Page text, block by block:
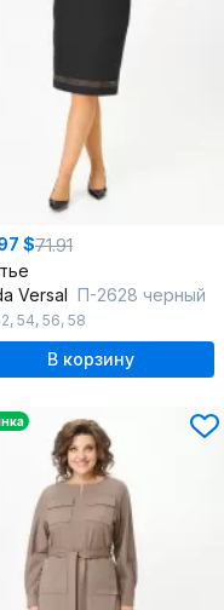
$71.91
Versal П-2628 черный
, 54, 56, 58
В корзину